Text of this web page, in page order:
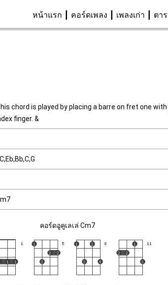
หน้าแรก คอร์ดเพลง เพลงเก่า ตา
chord is played by placing a barre on fret one
finger. &
คอร์ดอูคูเลเล่ Cm7